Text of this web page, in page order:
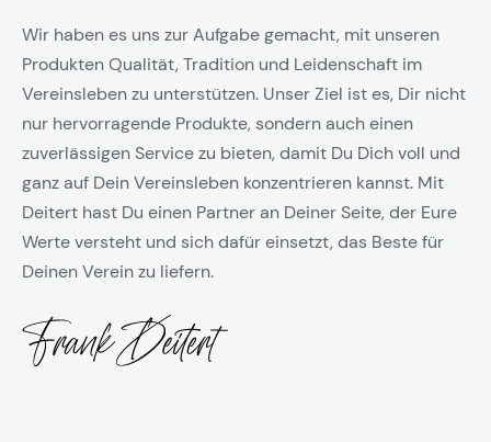
Wir haben es uns zur Aufgabe gemacht, mit unseren
Produkten Qualität, Tradition und Leidenschaft im
Vereinsleben zu unterstützen. Unser Ziel ist es, Dir nicht
nur hervorragende Produkte, sondern auch einen
zuverlässigen Service zu bieten, damit Du Dich voll und
ganz auf Dein Vereinsleben konzentrieren kannst. Mit
Deitert hast Du einen Partner an Deiner Seite, der Eure
Werte versteht und sich dafür einsetzt, das Beste für
Deinen Verein zu liefern.